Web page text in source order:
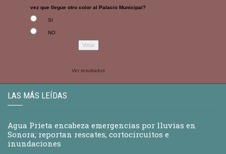
vez que llegue otro color al Palacio Municipal?
SI
NO
Ver resultados
LAS MÁS LEÍDAS
Agua Prieta encabeza emergencias por lluvias en
Sonora; reportan rescates, cortocircuitos e
inundaciones